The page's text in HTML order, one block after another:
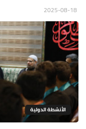
الأنشطة الدولية